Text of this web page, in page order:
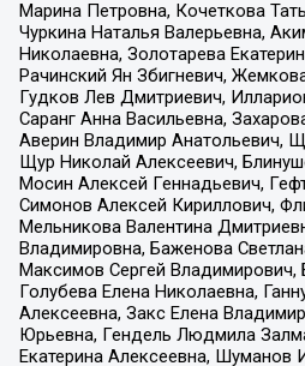
Марина Петровна, Кочеткова
Чуркина Наталья Валерьевна,
Николаевна, Золотарева
Рачинский Ян Збигневич,
Гудков Лев Дмитриевич,
Саранг Анна Васильевна,
Аверин Владимир Анатольевич,
Щур Николай Алексеевич,
Мосин Алексей Геннадьевич,
Симонов Алексей Кириллович,
Мельникова Валентина
Владимировна, Баженова
Максимов Сергей Владимирович,
Голубева Елена Николаевна,
Алексеевна, Закс Елена
Юрьевна, Гендель Людмила
Екатерина Алексеевна, Шуманов